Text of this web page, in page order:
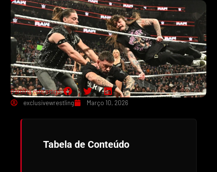
Partilha este artigo:
exclusivewrestling
Março 10, 2026
Tabela de Conteúdo